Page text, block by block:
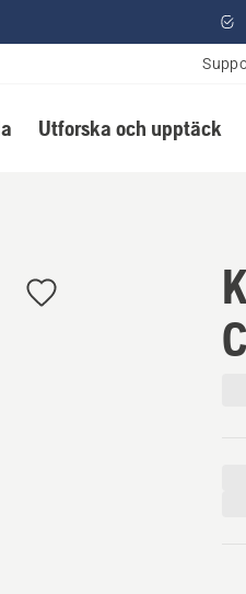
Utforska och upptäck